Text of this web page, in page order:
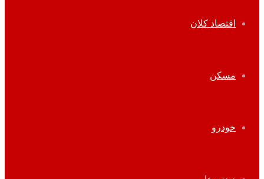
اقتصاد کلان
مسکن
خودرو